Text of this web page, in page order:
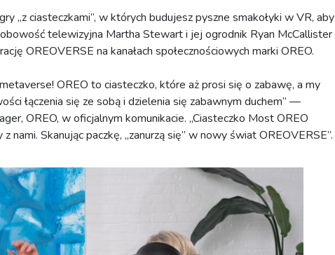
„z ciasteczkami”, w których budujesz pyszne smakołyki w VR, aby
telewizyjna Martha Stewart i jej ogrodnik Ryan McCallister
OREOVERSE na kanałach społecznościowych marki OREO.
OREO to ciasteczko, które aż prosi się o zabawę, a my
łączenia się ze sobą i dzielenia się zabawnym duchem” —
OREO, w oficjalnym komunikacie. „Ciasteczko Most OREO
nami. Skanując paczkę, „zanurzą się” w nowy świat OREOVERSE”.